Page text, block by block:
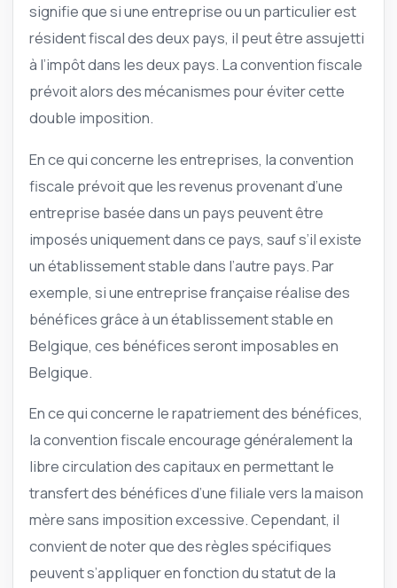
signifie que si une entreprise ou un particulier est
résident fiscal des deux pays, il peut être assujetti
à l’impôt dans les deux pays. La convention fiscale
prévoit alors des mécanismes pour éviter cette
double imposition.
En ce qui concerne les entreprises, la convention
fiscale prévoit que les revenus provenant d’une
entreprise basée dans un pays peuvent être
imposés uniquement dans ce pays, sauf s’il existe
un établissement stable dans l’autre pays. Par
exemple, si une entreprise française réalise des
bénéfices grâce à un établissement stable en
Belgique, ces bénéfices seront imposables en
Belgique.
En ce qui concerne le rapatriement des bénéfices,
la convention fiscale encourage généralement la
libre circulation des capitaux en permettant le
transfert des bénéfices d’une filiale vers la maison
mère sans imposition excessive. Cependant, il
convient de noter que des règles spécifiques
peuvent s’appliquer en fonction du statut de la